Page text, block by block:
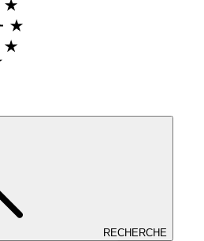
RECHERCHE